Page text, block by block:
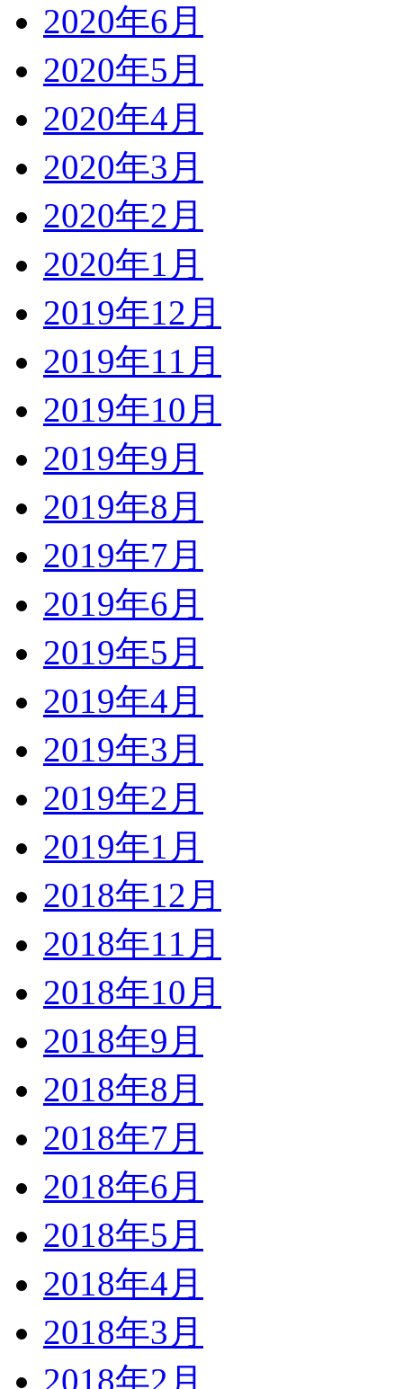
2020年6月
2020年5月
2020年4月
2020年3月
2020年2月
2020年1月
2019年12月
2019年11月
2019年10月
2019年9月
2019年8月
2019年7月
2019年6月
2019年5月
2019年4月
2019年3月
2019年2月
2019年1月
2018年12月
2018年11月
2018年10月
2018年9月
2018年8月
2018年7月
2018年6月
2018年5月
2018年4月
2018年3月
2018年2月